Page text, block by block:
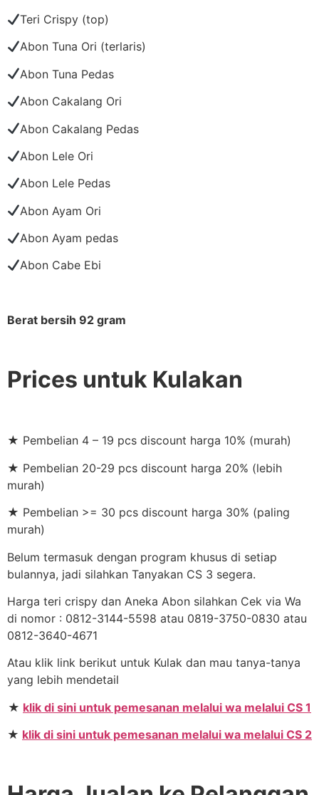
Teri Crispy (top)
Abon Tuna Ori (terlaris)
Abon Tuna Pedas
Abon Cakalang Ori
Abon Cakalang Pedas
Abon Lele Ori
Abon Lele Pedas
Abon Ayam Ori
Abon Ayam pedas
Abon Cabe Ebi
Berat bersih 92 gram
Prices untuk Kulakan
★ Pembelian 4 – 19 pcs discount harga 10% (murah)
★ Pembelian 20-29 pcs discount harga 20% (lebih
murah)
★ Pembelian >= 30 pcs discount harga 30% (paling
murah)
Belum termasuk dengan program khusus di setiap
bulannya, jadi silahkan Tanyakan CS 3 segera.
Harga teri crispy dan Aneka Abon silahkan Cek via Wa
di nomor : 0812-3144-5598 atau 0819-3750-0830 atau
0812-3640-4671
Atau klik link berikut untuk Kulak dan mau tanya-tanya
yang lebih mendetail
★ klik di sini untuk pemesanan melalui wa melalui CS 1
★ klik di sini untuk pemesanan melalui wa melalui CS 2